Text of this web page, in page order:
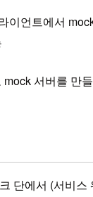
이언트에서
서버를 만
단에서 (서비스